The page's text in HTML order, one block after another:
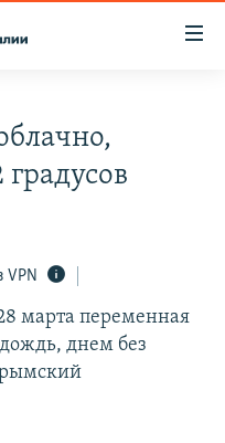
СОПРОТИВЛЕНИЯ
VPN
марта переменная
днем без